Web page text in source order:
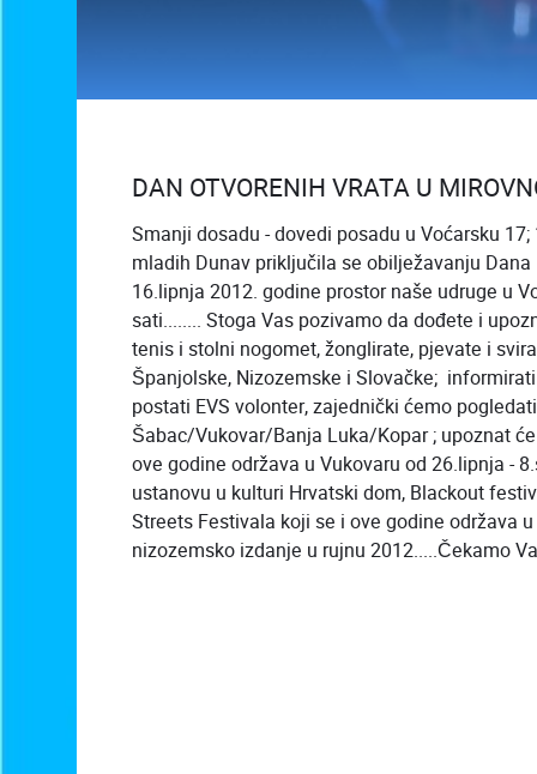
DAN OTVORENIH VRATA U
Smanji dosadu - dovedi posadu u Voćarsku
mladih Dunav priključila se obilježavanju
16.lipnja 2012. godine prostor naše udruge u
sati........ Stoga Vas pozivamo da dođete i
tenis i stolni nogomet, žonglirate, pjevate i
Španjolske, Nizozemske i Slovačke;
postati EVS volonter, zajednički ćemo
Šabac/Vukovar/Banja Luka/Kopar ; upoznat
ove godine održava u Vukovaru od 26.lipnja -
ustanovu u kulturi Hrvatski dom, Blackout
Streets Festivala koji se i ove godine održava
nizozemsko izdanje u rujnu 2012.....Čekamo